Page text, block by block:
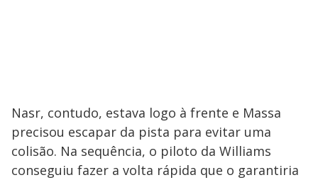
Nasr, contudo, estava logo à frente e Massa
precisou escapar da pista para evitar uma
colisão. Na sequência, o piloto da Williams
conseguiu fazer a volta rápida que o garantiria